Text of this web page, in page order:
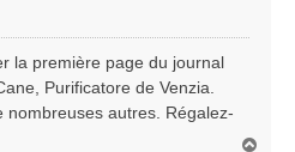
la première page du journal
Purificatore de Venzia.
nombreuses autres. Régalez-